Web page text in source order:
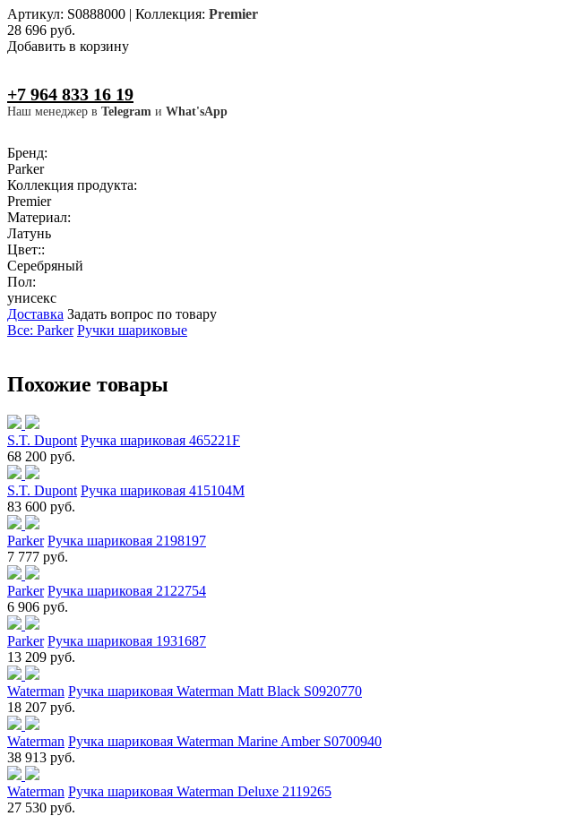
Артикул: S0888000 | Коллекция: Premier
28 696 руб.
Добавить в корзину
+7 964 833 16 19
Наш менеджер в Telegram и What'sApp
Бренд:
Parker
Коллекция продукта:
Premier
Материал:
Латунь
Цвет::
Серебряный
Пол:
унисекс
Доставка Задать вопрос по товару
Все: Parker Ручки шариковые
Похожие товары
S.T. Dupont Ручка шариковая 465221F
68 200 руб.
S.T. Dupont Ручка шариковая 415104M
83 600 руб.
Parker Ручка шариковая 2198197
7 777 руб.
Parker Ручка шариковая 2122754
6 906 руб.
Parker Ручка шариковая 1931687
13 209 руб.
Waterman Ручка шариковая Waterman Matt Black S0920770
18 207 руб.
Waterman Ручка шариковая Waterman Marine Amber S0700940
38 913 руб.
Waterman Ручка шариковая Waterman Deluxe 2119265
27 530 руб.